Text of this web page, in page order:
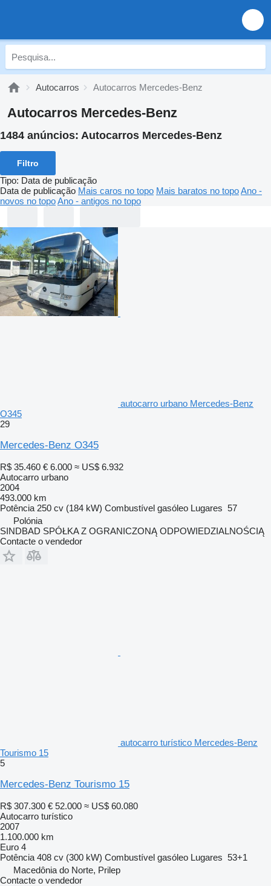
Autocarros Autocarros Mercedes-Benz
Autocarros Mercedes-Benz
1484 anúncios: Autocarros Mercedes-Benz
Filtro
Tipo: Data de publicação
Data de publicação Mais caros no topo Mais baratos no topoAno -
novos no topoAno - antigos no topo
autocarro urbano Mercedes-Benz
O345
29
Mercedes-Benz O345
R$ 35.460 € 6.000 ≈ US$ 6.932
Autocarro urbano
2004
493.000 km
Potência 250 cv (184 kW) Combustível gasóleo Lugares 57
Polónia
SINDBAD SPÓŁKA Z OGRANICZONĄ ODPOWIEDZIALNOŚCIĄ
Contacte o vendedor
autocarro turístico Mercedes-Benz
Tourismo 15
5
Mercedes-Benz Tourismo 15
R$ 307.300 € 52.000 ≈ US$ 60.080
Autocarro turístico
2007
1.100.000 km
Euro 4
Potência 408 cv (300 kW) Combustível gasóleo Lugares 53+1
Macedônia do Norte, Prilep
Contacte o vendedor